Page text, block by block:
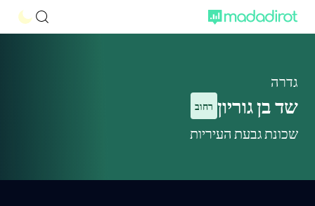
גדרה
שד בן גוריון רחוב
שכונת גבעת העיריות